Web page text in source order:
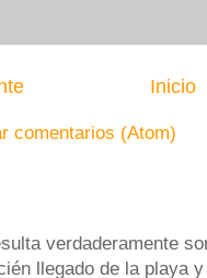
Inicio
comentarios (Atom)
verdaderamente
llegado de la playa